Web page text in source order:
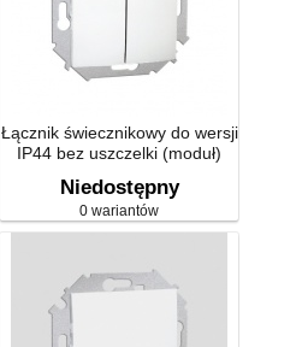
Łącznik świecznikowy do wersji
IP44 bez uszczelki (moduł)
Niedostępny
0 wariantów